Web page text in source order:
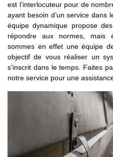
est l’interlocuteur pour de
ayant besoin d’un service dans
équipe dynamique propose
répondre aux normes, mais
sommes en effet une équipe
objectif de vous réaliser un
s’inscrit dans le temps. Faites
notre service pour une